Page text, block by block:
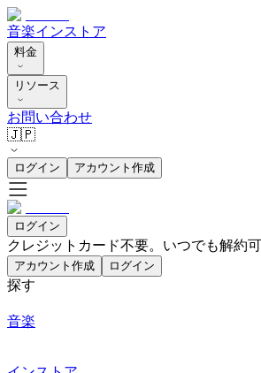
音楽インストア
料金
リソース
お問い合わせ
🇯🇵
ログイン アカウント作成
ログイン
クレジットカード不要。いつでも解約可
アカウント作成 ログイン
探す
音楽